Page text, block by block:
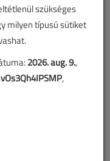
szükséges
milyen típusú sütiket
2026. aug. 9.,
,